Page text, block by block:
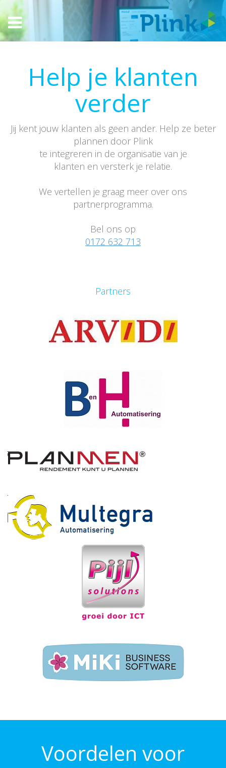
Help je klanten
verder
Jij kent jouw klanten als geen ander. Help ze beter
plannen door Plink
te integreren in de organisatie van je
klanten en versterk je relatie.
We vertellen je graag meer over ons
partnerprogramma.
Bel ons op
0172 632 713
Partners
Voordelen voor